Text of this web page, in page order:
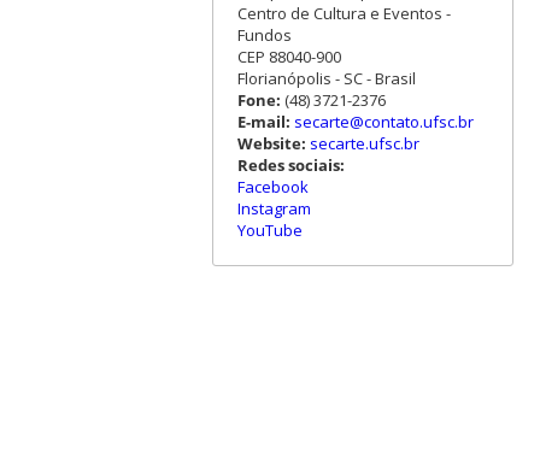
Centro de Cultura e Eventos -
Fundos
CEP 88040-900
Florianópolis - SC - Brasil
Fone: (48) 3721-2376
E-mail: secarte@contato.ufsc.br
Website: secarte.ufsc.br
Redes sociais:
Facebook
Instagram
YouTube